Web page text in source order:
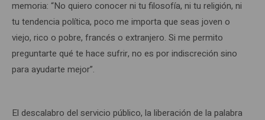
memoria: “No quiero conocer ni tu filosofía, ni tu religión, ni
tu tendencia política, poco me importa que seas joven o
viejo, rico o pobre, francés o extranjero. Si me permito
preguntarte qué te hace sufrir, no es por indiscreción sino
para ayudarte mejor”.
El descalabro del servicio público, la liberación de la palabra